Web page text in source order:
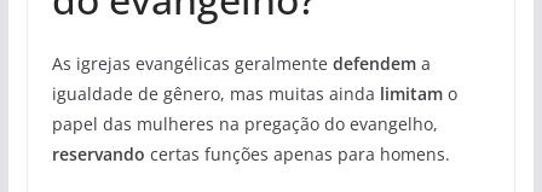
As igrejas evangélicas geralmente defendema
igualdade de gênero, mas muitas ainda limitamo
papel das mulheres na pregação do evangelho,
reservando certas funções apenas para homens.